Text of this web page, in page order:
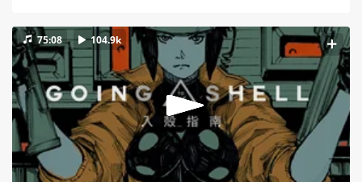
75:08 104.9k